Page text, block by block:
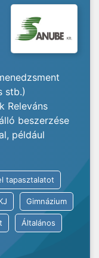
stb.)
Releváns
beszerzése
például
tapasztalatot
Gimnázium
Általános